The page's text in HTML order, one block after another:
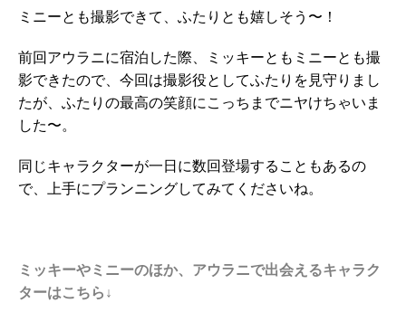
ミニーとも撮影できて、ふたりとも嬉しそう〜！
前回アウラニに宿泊した際、ミッキーともミニーとも撮
影できたので、今回は撮影役としてふたりを見守りまし
たが、ふたりの最高の笑顔にこっちまでニヤけちゃいま
した〜。
同じキャラクターが一日に数回登場することもあるの
で、上手にプランニングしてみてくださいね。
ミッキーやミニーのほか、アウラニで出会えるキャラク
ターはこちら↓